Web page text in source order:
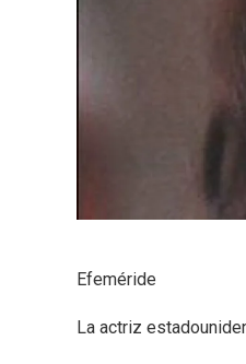
Efeméride
La actriz